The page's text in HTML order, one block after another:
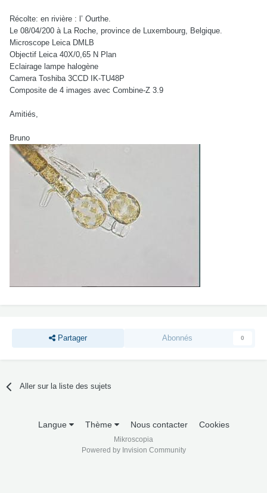
Récolte: en rivière : l’ Ourthe.
Le 08/04/200 à La Roche, province de Luxembourg, Belgique.
Microscope Leica DMLB
Objectif Leica 40X/0,65 N Plan
Eclairage lampe halogène
Camera Toshiba 3CCD IK-TU48P
Composite de 4 images avec Combine-Z 3.9
Amitiés,
Bruno
Partager Abonnés 0
Aller sur la liste des sujets
Langue Thème Nous contacter Cookies
Mikroscopia
Powered by Invision Community